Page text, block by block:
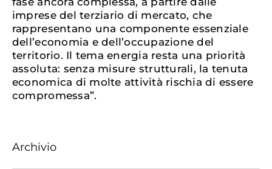
imprese del terziario di mercato, che
rappresentano una componente essenziale
dell’economia e dell’occupazione del
territorio. Il tema energia resta una priorità
assoluta: senza misure strutturali, la tenuta
economica di molte attività rischia di essere
compromessa”.
Archivio